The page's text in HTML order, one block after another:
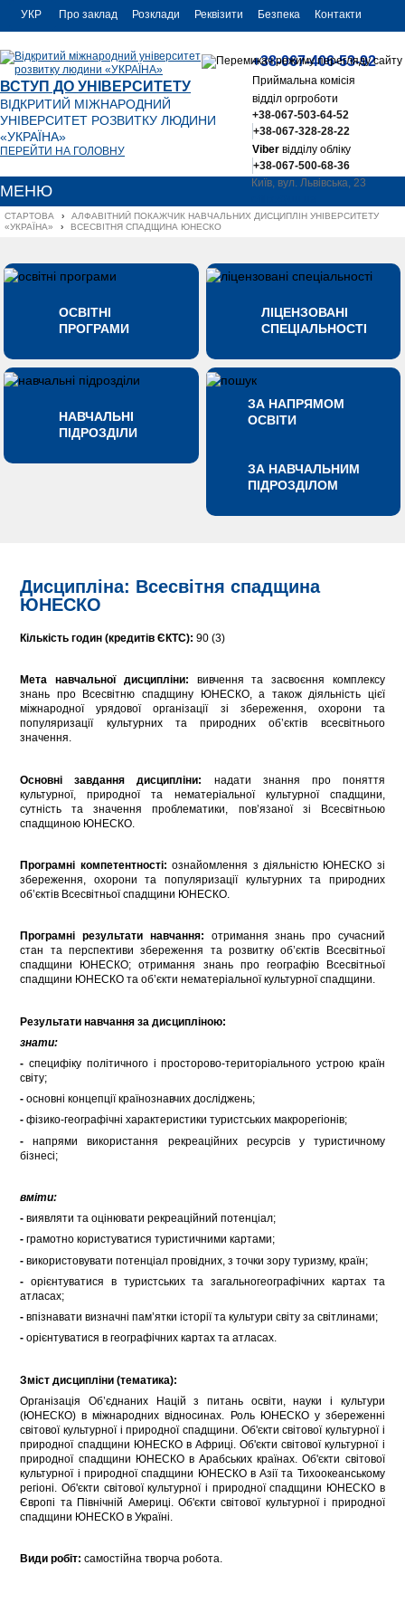
УКР
ENG
Про заклад Розклади Реквізити Безпека Контакти
ВСТУП ДО УНІВЕРСИТЕТУ
ВІДКРИТИЙ МІЖНАРОДНИЙ
УНІВЕРСИТЕТ РОЗВИТКУ ЛЮДИНИ
«УКРАЇНА»
ПЕРЕЙТИ НА ГОЛОВНУ
+38-067-406-53-92
Приймальна комісія
відділ оргроботи
+38-067-503-64-52
+38-067-328-28-22
Viberвідділу обліку
+38-067-500-68-36
Київ, вул. Львівська, 23
МЕНЮ
СТАРТОВА ›
АЛФАВІТНИЙ ПОКАЖЧИК НАВЧАЛЬНИХ ДИСЦИПЛІН УНІВЕРСИТЕТУ
«УКРАЇНА»
› ВСЕСВІТНЯ СПАДЩИНА ЮНЕСКО
ОСВІТНІ
ПРОГРАМИ
ЛІЦЕНЗОВАНІ
СПЕЦІАЛЬНОСТІ
НАВЧАЛЬНІ
ПІДРОЗДІЛИ
ЗА НАПРЯМОМ
ОСВІТИ
ЗА НАВЧАЛЬНИМ
ПІДРОЗДІЛОМ
Дисципліна: Всесвітня спадщина
ЮНЕСКО
Кількість годин (кредитів ЄКТС): 90 (3)
Мета навчальної дисципліни: вивчення та засвоєння комплексу
знань про Всесвітню спадщину ЮНЕСКО, а також діяльність цієї
міжнародної урядової організації зі збереження, охорони та
популяризації культурних та природних об’єктів всесвітнього
значення.
Основні завдання дисципліни:
надати знання про поняття
культурної, природної та нематеріальної культурної спадщини,
сутність та значення проблематики, пов’язаної зі Всесвітньою
спадщиною ЮНЕСКО.
Програмні компетентності: ознайомлення з діяльністю ЮНЕСКО зі
збереження, охорони та популяризації культурних та природних
об’єктів Всесвітньої спадщини ЮНЕСКО.
Програмні результати навчання: отримання знань про сучасний
стан та перспективи збереження та розвитку об’єктів Всесвітньої
спадщини ЮНЕСКО; отримання знань про географію Всесвітньої
спадщини ЮНЕСКО та об’єкти нематеріальної культурної спадщини.
Результати навчання за дисципліною:
знати:
- специфіку політичного і просторово-територіального устрою країн
світу;
- основні концепції країнознавчих досліджень;
- фізико-географічні характеристики туристських макрорегіонів;
- напрями використання рекреаційних ресурсів у туристичному
бізнесі;
вміти:
- виявляти та оцінювати рекреаційний потенціал;
- грамотно користуватися туристичними картами;
- використовувати потенціал провідних, з точки зору туризму, країн;
- орієнтуватися в туристських та загальногеографічних картах та
атласах;
- впізнавати визначні пам’ятки історії та культури світу за світлинами;
- орієнтуватися в географічних картах та атласах.
Зміст дисципліни (тематика):
Організація Об’єднаних Націй з питань освіти, науки і культури
(ЮНЕСКО) в міжнародних відносинах. Роль ЮНЕСКО у збереженні
світової культурної і природної спадщини. Об'єкти світової культурної і
природної спадщини ЮНЕСКО в Африці. Об'єкти світової культурної і
природної спадщини ЮНЕСКО в Арабських країнах. Об'єкти світової
культурної і природної спадщини ЮНЕСКО в Азії та Тихоокеанському
регіоні. Об'єкти світової культурної і природної спадщини ЮНЕСКО в
Європі та Північній Америці. Об'єкти світової культурної і природної
спадщини ЮНЕСКО в Україні.
Види робіт: самостійна творча робота.